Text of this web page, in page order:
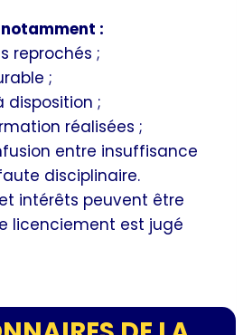
:
reprochés ;
;
disposition ;
réalisées ;
entre insuffisance
disciplinaire.
intérêts peuvent être
licenciement est jugé